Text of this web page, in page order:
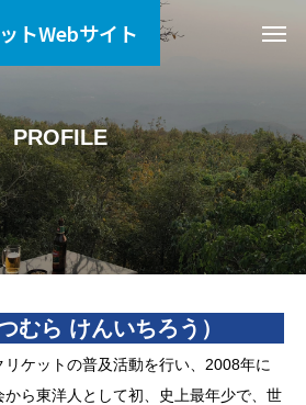
トWebサイト
PROFILE
むら けんいちろう）
ケットの普及活動を行い、2008年に
ら東洋人として初、史上最年少で、世